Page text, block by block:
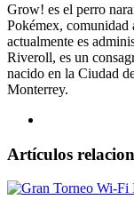
Grow! es el perro
Pokémex, comunidad
actualmente es
Riveroll, es un
nacido en la Ciudad
Monterrey.
Artículos